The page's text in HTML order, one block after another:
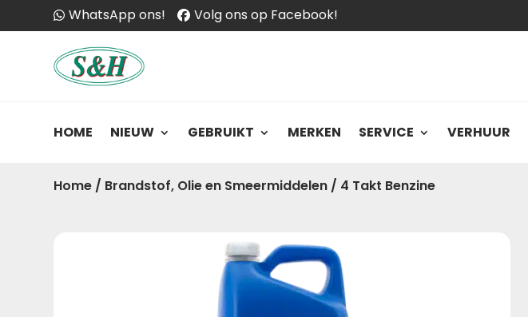
WhatsApp ons! Volg ons op Facebook!
HOME NIEUW GEBRUIKT MERKEN SERVICE VERHUUR
Home / Brandstof, Olie en Smeermiddelen / 4 Takt Benzine